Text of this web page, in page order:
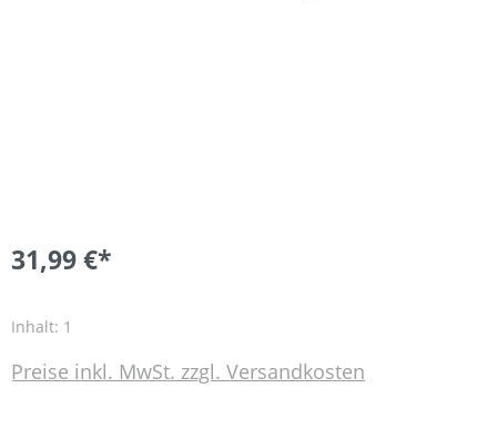
31,99 €*
Inhalt: 1
Preise inkl. MwSt. zzgl. Versandkosten